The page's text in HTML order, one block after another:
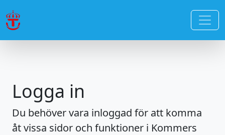
Logga in
Du behöver vara inloggad för att komma
åt vissa sidor och funktioner i Kommers